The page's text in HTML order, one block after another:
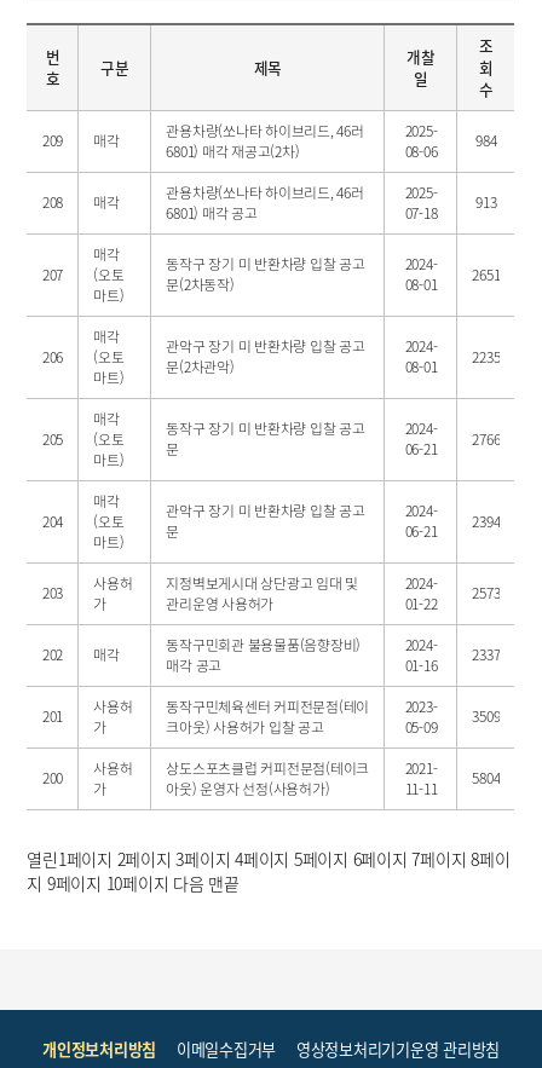
번
호
구분 제목
개찰
일
조
회
수
209 매각
관용차량(쏘나타 하이브리드, 46러
6801) 매각 재공고(2차)
2025-
08-06
984
208 매각
관용차량(쏘나타 하이브리드, 46러
6801) 매각 공고
2025-
07-18
913
207
매각
(오토
마트)
동작구 장기 미 반환차량 입찰 공고
문(2차동작)
2024-
08-01
2651
206
매각
(오토
마트)
관악구 장기 미 반환차량 입찰 공고
문(2차관악)
2024-
08-01
2235
205
매각
(오토
마트)
동작구 장기 미 반환차량 입찰 공고
문
2024-
06-21
2766
204
매각
(오토
마트)
관악구 장기 미 반환차량 입찰 공고
문
2024-
06-21
2394
203
사용허
가
지정벽보게시대 상단광고 임대 및
관리운영 사용허가
2024-
01-22
2573
202 매각
동작구민회관 불용물품(음향장비)
매각 공고
2024-
01-16
2337
201
사용허
가
동작구민체육센터 커피전문점(테이
크아웃) 사용허가 입찰 공고
2023-
05-09
3509
200
사용허
가
상도스포츠클럽 커피전문점(테이크
아웃) 운영자 선정(사용허가)
2021-
11-11
5804
열린 1페이지 2페이지 3페이지 4페이지 5페이지 6페이지 7페이지 8페이
지 9페이지 10페이지 다음 맨끝
개인정보처리방침 이메일수집거부 영상정보처리기기운영 관리방침